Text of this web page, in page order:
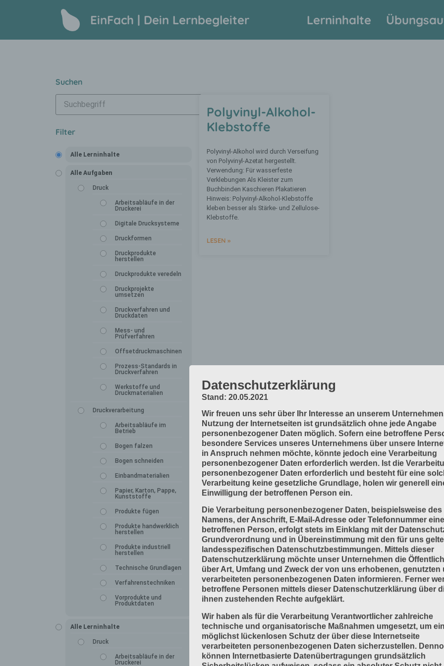
EinFach | Dein Lernbegleiter Lerninhalte
Suchen
Filter
Alle Lerninhalte
Alle Aufgaben
Druck
Arbeitsabläufe in der
Druckerei
Digitale Drucksysteme
Druckformen
Druckprodukte
herstellen
Druckprodukte veredeln
Druckprojekte
umsetzen
Druckverfahren und
Druckdaten
Mess- und
Prüfverfahren
Offsetdruckmaschinen
Prozess-Standards in
Druckverfahren
Werkstoffe und
Druckmaterialien
Druckverarbeitung
Arbeitsabläufe im
Betrieb
Bogen falzen
Bogen schneiden
Einbandmaterialien
Papier, Karton, Pappe,
Kunststoffe
Produkte fügen
Produkte handwerklich
herstellen
Produkte industriell
herstellen
Technische Grundlagen
Verfahrenstechniken
Vorprodukte und
Produktdaten
Alle Lerninhalte
Druck
Arbeitsabläufe in der
Druckerei
Polyvinyl-Alkohol-
Klebstoffe
Polyvinyl-Alkohol wird durch Verseifung
von Polyvinyl-Azetat hergestellt.
Verwendung: Für wasserfeste
Verklebungen Als Kleister zum
Buchbinden Kaschieren Plakatieren
Hinweis: Polyvinyl-Alkohol-Klebstoffe
kleben besser als Stärke- und Zellulose-
Klebstoffe.
LESEN »
Datenschutzerklärung
Stand: 20.05.2021
Wir freuen uns sehr über Ihr Interesse an unserem
Nutzung der Internetseiten ist grundsätzlich ohne jede Angabe
personenbezogener Daten möglich. Sofern eine betroffene
besondere Services unseres Unternehmens über unsere
in Anspruch nehmen möchte, könnte jedoch eine Verarbeitung
personenbezogener Daten erforderlich werden. Ist die
personenbezogener Daten erforderlich und besteht für eine
Verarbeitung keine gesetzliche Grundlage, holen wir generell
Einwilligung der betroffenen Person ein.
Die Verarbeitung personenbezogener Daten, beispielsweise des
Namens, der Anschrift, E-Mail-Adresse oder Telefonnummer
betroffenen Person, erfolgt stets im Einklang mit der
Grundverordnung und in Übereinstimmung mit den für uns
landesspezifischen Datenschutzbestimmungen. Mittels dieser
Datenschutzerklärung möchte unser Unternehmen die
über Art, Umfang und Zweck der von uns erhobenen, genutzten
verarbeiteten personenbezogenen Daten informieren. Ferner
betroffene Personen mittels dieser Datenschutzerklärung über
ihnen zustehenden Rechte aufgeklärt.
Wir haben als für die Verarbeitung Verantwortlicher zahlreiche
technische und organisatorische Maßnahmen umgesetzt, um
möglichst lückenlosen Schutz der über diese Internetseite
verarbeiteten personenbezogenen Daten sicherzustellen.
können Internetbasierte Datenübertragungen grundsätzlich